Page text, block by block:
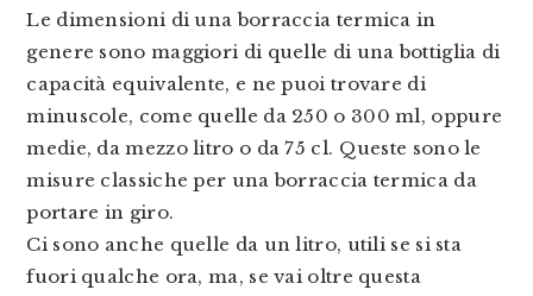
Le dimensioni di una borraccia termica in
genere sono maggiori di quelle di una bottiglia di
capacità equivalente, e ne puoi trovare di
minuscole, come quelle da 250 o 300 ml, oppure
medie, da mezzo litro o da 75 cl. Queste sono le
misure classiche per una borraccia termica da
portare in giro.
Ci sono anche quelle da un litro, utili se si sta
fuori qualche ora, ma, se vai oltre questa